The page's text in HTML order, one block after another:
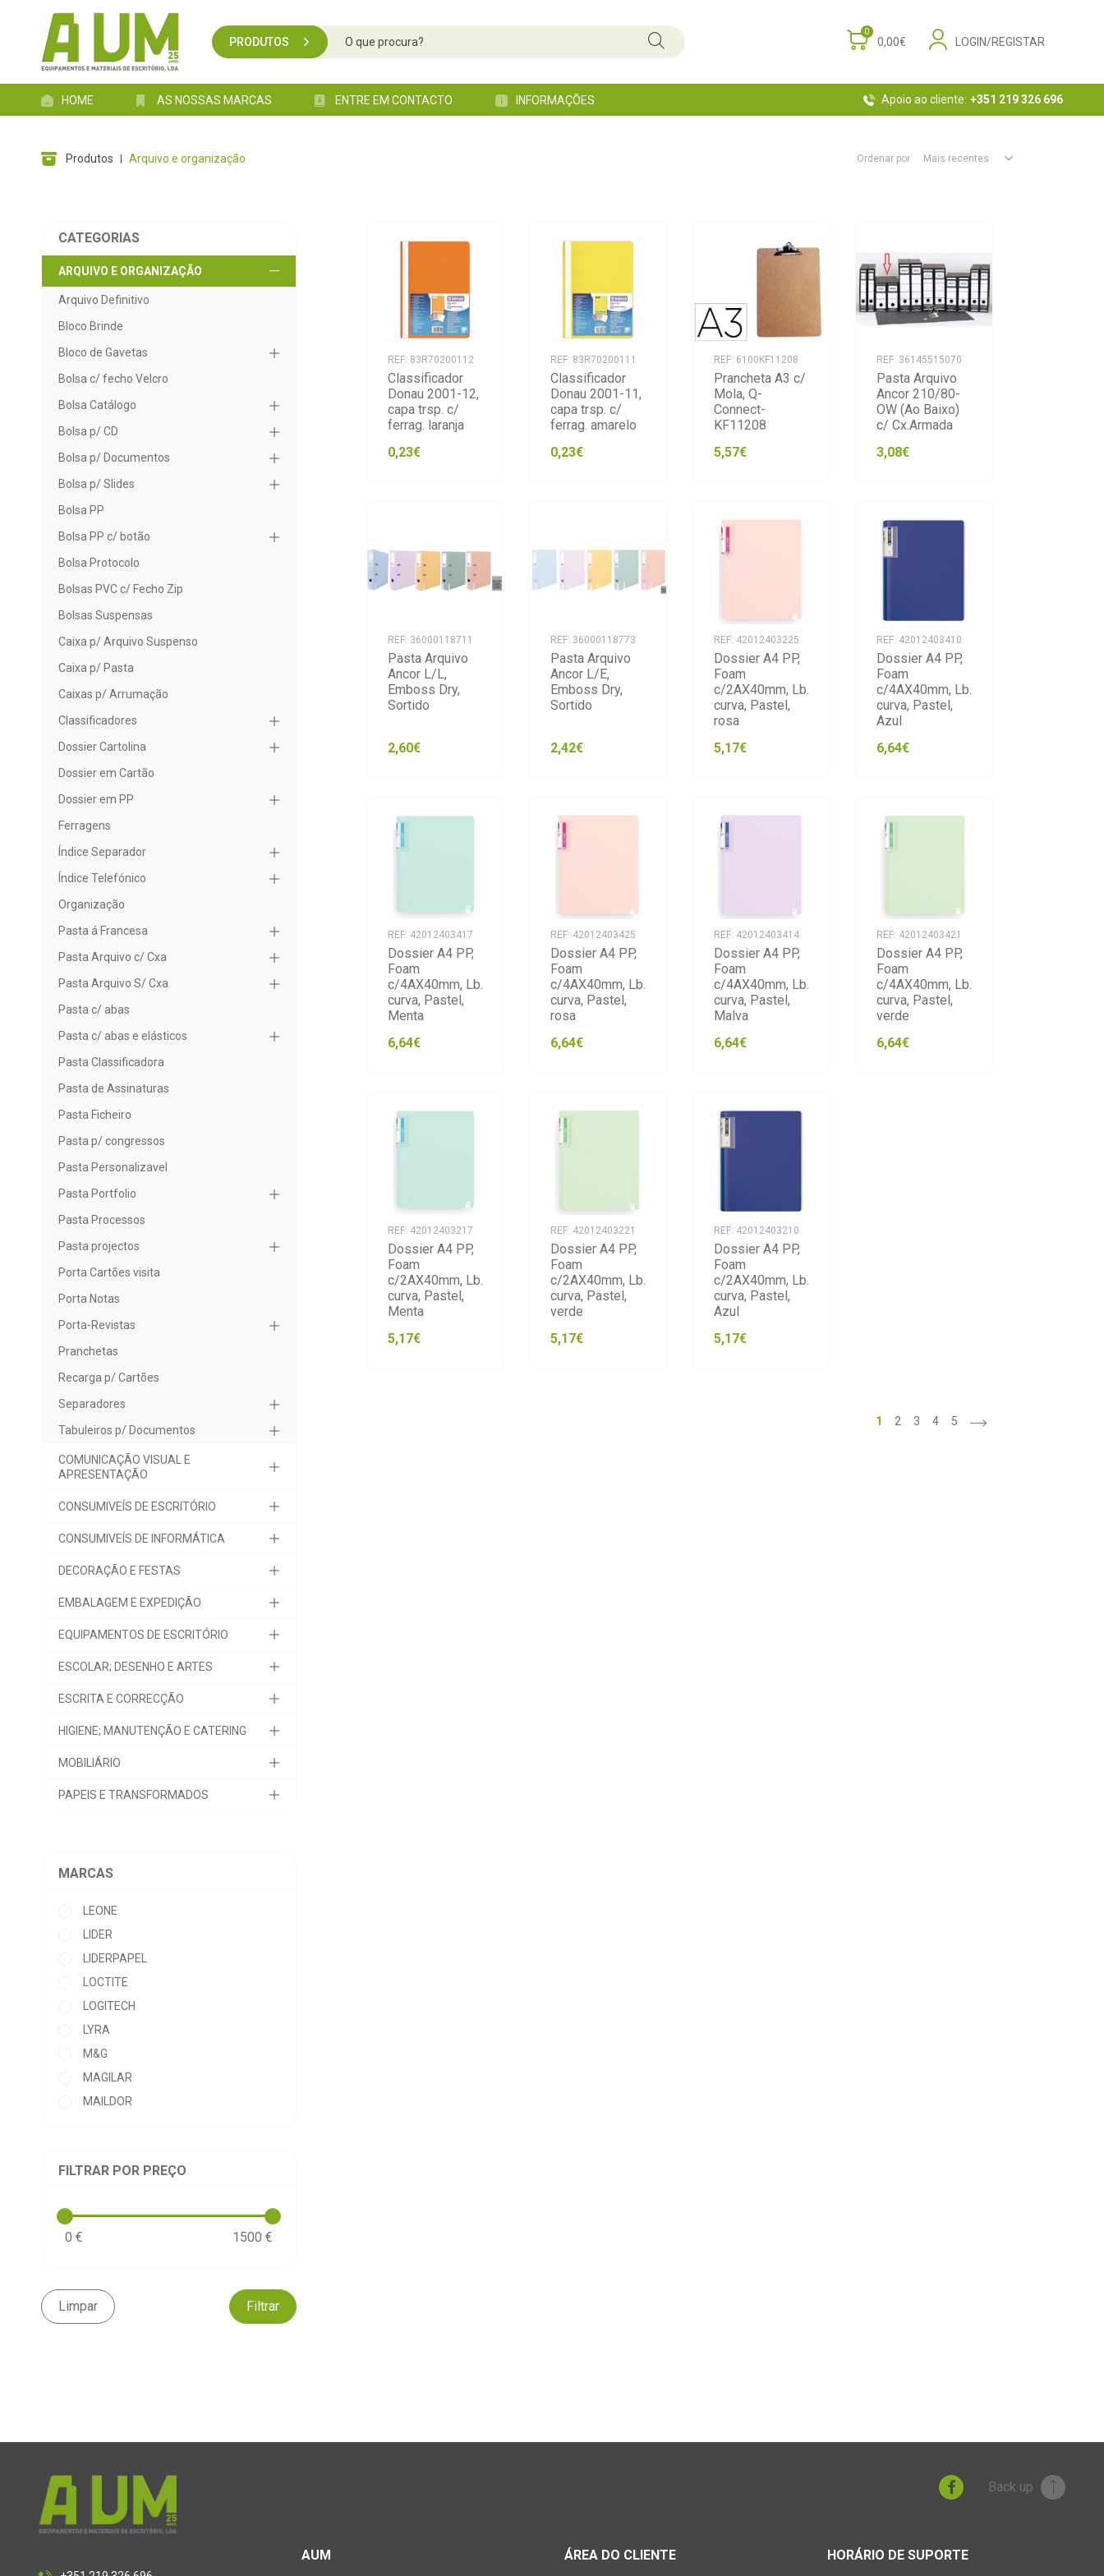
PRODUTOS
0
0,00€ LOGIN/REGISTAR
HOME AS NOSSAS MARCAS ENTRE EM CONTACTO INFORMAÇÕES Apoio ao cliente: +351 219 326 696
produtos arquivo e organização Ordenar por Mais recentes
CATEGORIAS
ARQUIVO E ORGANIZAÇÃO
Arquivo Definitivo
Bloco Brinde
Bloco de Gavetas
Bolsa c/ fecho Velcro
Bolsa Catálogo
Bolsa p/ CD
Bolsa p/ Documentos
Bolsa p/ Slides
Bolsa PP
Bolsa PP c/ botão
Bolsa Protocolo
Bolsas PVC c/ Fecho Zip
Bolsas Suspensas
Caixa p/ Arquivo Suspenso
Caixa p/ Pasta
Caixas p/ Arrumação
Classificadores
Dossier Cartolina
Dossier em Cartão
Dossier em PP
Ferragens
Índice Separador
Índice Telefónico
Organização
Pasta á Francesa
Pasta Arquivo c/ Cxa
Pasta Arquivo S/ Cxa
Pasta c/ abas
Pasta c/ abas e elásticos
Pasta Classificadora
Pasta de Assinaturas
Pasta Ficheiro
Pasta p/ congressos
Pasta Personalizavel
Pasta Portfolio
Pasta Processos
Pasta projectos
Porta Cartões visita
Porta Notas
Porta-Revistas
Pranchetas
Recarga p/ Cartões
Separadores
Tabuleiros p/ Documentos
COMUNICAÇÃO VISUAL E
APRESENTAÇÃO
CONSUMIVEÍS DE ESCRITÓRIO
CONSUMIVEÍS DE INFORMÁTICA
DECORAÇÃO E FESTAS
EMBALAGEM E EXPEDIÇÃO
EQUIPAMENTOS DE ESCRITÓRIO
ESCOLAR; DESENHO E ARTES
ESCRITA E CORRECÇÃO
HIGIENE; MANUTENÇÃO E CATERING
MOBILIÁRIO
PAPEIS E TRANSFORMADOS
MARCAS
LEONE
LIDER
LIDERPAPEL
LOCTITE
LOGITECH
LYRA
M&G
MAGILAR
MAILDOR
MARGOK
MAX
MJFS
MOCARI
NT CUTTER
FILTRAR POR PREÇO
0 € 1500 €
Limpar Filtrar
REF: 83R70200112
Classificador
Donau 2001-12,
capa trsp. c/
ferrag. laranja
0,23€
REF: 83R70200111
Classificador
Donau 2001-11,
capa trsp. c/
ferrag. amarelo
0,23€
REF: 6100KF11208
Prancheta A3 c/
Mola, Q-
Connect-
KF11208
5,57€
REF: 36145515070
Pasta Arquivo
Ancor 210/80-
OW (Ao Baixo)
c/ Cx.Armada
3,08€
REF: 36000118711
Pasta Arquivo
Ancor L/L,
Emboss Dry,
Sortido
2,60€
REF: 36000118773
Pasta Arquivo
Ancor L/E,
Emboss Dry,
Sortido
2,42€
REF: 42012403225
Dossier A4 PP,
Foam
c/2AX40mm, Lb.
curva, Pastel,
rosa
5,17€
REF: 42012403410
Dossier A4 PP,
Foam
c/4AX40mm, Lb.
curva, Pastel,
Azul
6,64€
REF: 42012403417
Dossier A4 PP,
Foam
c/4AX40mm, Lb.
curva, Pastel,
Menta
6,64€
REF: 42012403425
Dossier A4 PP,
Foam
c/4AX40mm, Lb.
curva, Pastel,
rosa
6,64€
REF: 42012403414
Dossier A4 PP,
Foam
c/4AX40mm, Lb.
curva, Pastel,
Malva
6,64€
REF: 42012403421
Dossier A4 PP,
Foam
c/4AX40mm, Lb.
curva, Pastel,
verde
6,64€
REF: 42012403217
Dossier A4 PP,
Foam
c/2AX40mm, Lb.
curva, Pastel,
Menta
5,17€
REF: 42012403221
Dossier A4 PP,
Foam
c/2AX40mm, Lb.
curva, Pastel,
verde
5,17€
REF: 42012403210
Dossier A4 PP,
Foam
c/2AX40mm, Lb.
curva, Pastel,
Azul
5,17€
1 2 3 4 5 >
Back up
AUM ÁREA DO CLIENTE HORÁRIO DE SUPORTE